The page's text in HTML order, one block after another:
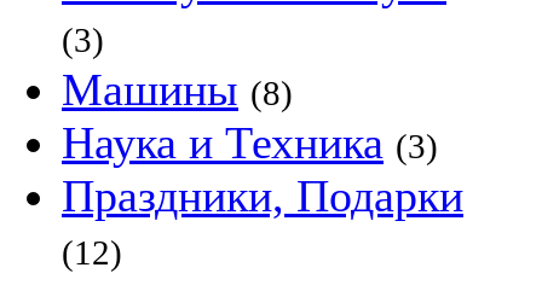
(3)
Машины (8)
Наука и Техника (3)
Праздники, Подарки
(12)